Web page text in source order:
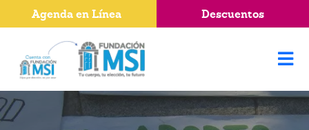
Agenda en Línea Descuentos